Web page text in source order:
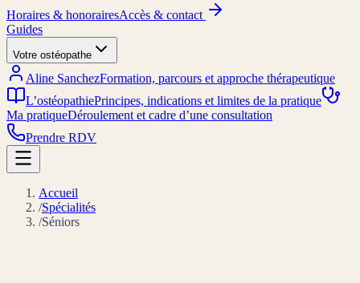
Horaires & honorairesAccès & contact
Guides
Votre ostéopathe
Aline SanchezFormation, parcours et approche thérapeutique
L’ostéopathiePrincipes, indications et limites de la pratique
Ma pratiqueDéroulement et cadre d’une consultation
Prendre RDV
Accueil
/Spécialités
/Séniors